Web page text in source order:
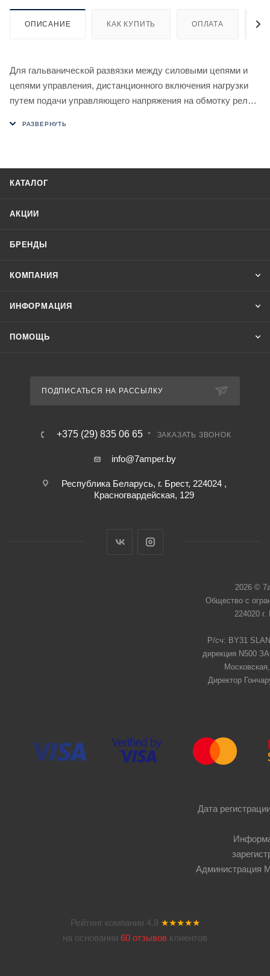
ОПИСАНИЕ КАК КУПИТЬ ОПЛАТА
Для гальванической развязки между силовыми цепями и
цепями управления, дистанционного включения нагрузки
путем подачи управляющего напряжения на обмотку реле,
КАТАЛОГ
АКЦИИ
БРЕНДЫ
КОМПАНИЯ
ИНФОРМАЦИЯ
ПОМОЩЬ
ПОДПИСАТЬСЯ НА РАССЫЛКУ
+375 (29) 835 06 65 ЗАКАЗАТЬ ЗВОНОК
info@7amper.by
Республика Беларусь, г. Брест, 224024 ,
Красногвардейская, 129
2026 ©
Общество с
224020
Р/сч: BY31
дирекция N500
Директор
Дата
Администрация
Рейтинг компании 4.8 ★★★★★
на основании 60 отзывов клиентов